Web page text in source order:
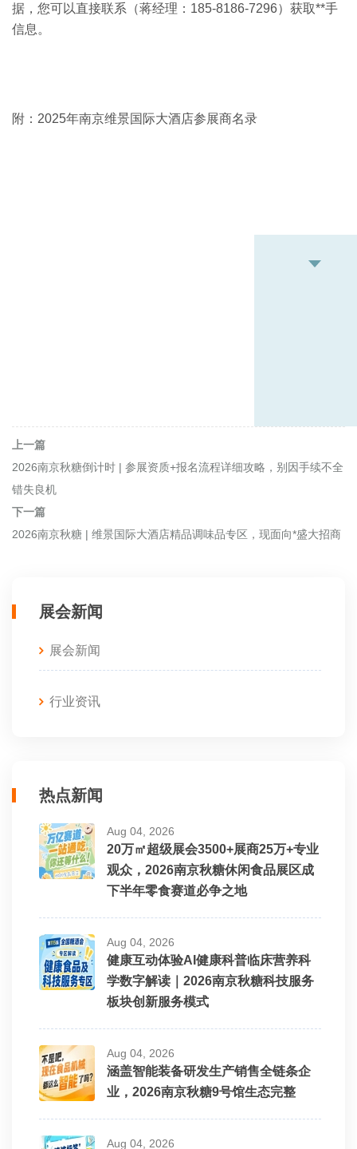
据，您可以直接联系（蒋经理：185-8186-7296）获取**手
信息。
附：2025年南京维景国际大酒店参展商名录
上一篇
2026南京秋糖倒计时 | 参展资质+报名流程详细攻略，别因手续不全
错失良机
下一篇
2026南京秋糖 | 维景国际大酒店精品调味品专区，现面向*盛大招商
展会新闻
展会新闻
行业资讯
热点新闻
Aug 04, 2026
20万㎡超级展会3500+展商25万+专业
观众，2026南京秋糖休闲食品展区成
下半年零食赛道必争之地
Aug 04, 2026
健康互动体验AI健康科普临床营养科
学数字解读｜2026南京秋糖科技服务
板块创新服务模式
Aug 04, 2026
涵盖智能装备研发生产销售全链条企
业，2026南京秋糖9号馆生态完整
Aug 04, 2026